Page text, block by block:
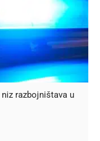
razbojništava u